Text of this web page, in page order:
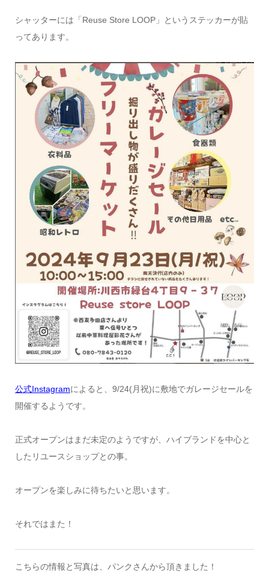
シャッターには「Reuse Store LOOP」というステッカーが貼
ってあります。
公式Instagramによると、9/24(月祝)に敷地でガレージセールを
開催するようです。
正式オープンはまだ未定のようですが、ハイブランドを中心と
したリユースショップとの事。
オープンを楽しみに待ちたいと思います。
それではまた！
こちらの情報と写真は、パンクさんから頂きました！